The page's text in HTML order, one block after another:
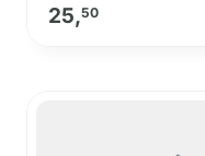
25,50